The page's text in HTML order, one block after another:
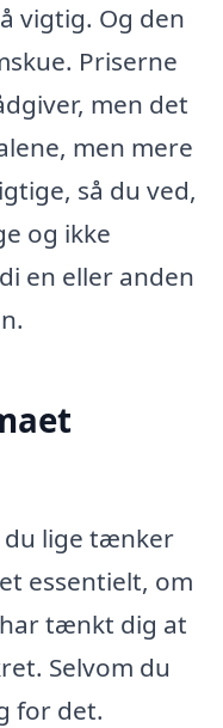
vigtig. Og den
Priserne
men det
men mere
så du ved,
og ikke
en eller anden
du lige tænker
essentielt, om
tænkt dig at
Selvom du
for det.